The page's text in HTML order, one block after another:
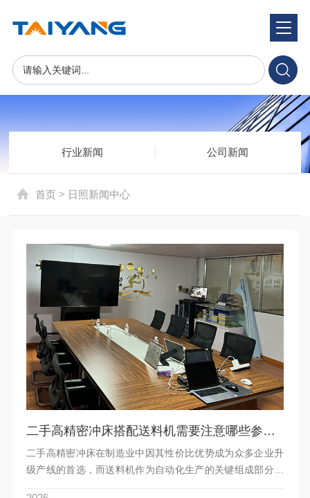
新闻中心 News Center
行业新闻 公司新闻
首页 > 日照新闻中心
二手高精密冲床搭配送料机需要注意哪些参数？
二手高精密冲床在制造业中因其性价比优势成为众多企业升
级产线的首选，而送料机作为自动化生产的关键组成部分，